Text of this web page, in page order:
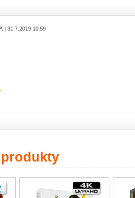
| 31.7.2019 10:59